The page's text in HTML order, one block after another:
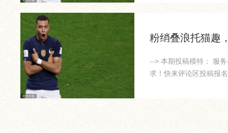
粉绡叠浪托猫趣
--> 本期投稿模特： 服
求！快来评论区投稿报